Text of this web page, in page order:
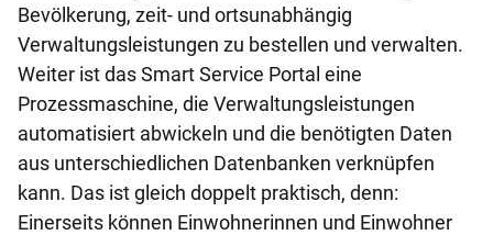
Bevölkerung, zeit- und ortsunabhängig
Verwaltungsleistungen zu bestellen und verwalten.
Weiter ist das Smart Service Portal eine
Prozessmaschine, die Verwaltungsleistungen
automatisiert abwickeln und die benötigten Daten
aus unterschiedlichen Datenbanken verknüpfen
kann. Das ist gleich doppelt praktisch, denn:
Einerseits können Einwohnerinnen und Einwohner